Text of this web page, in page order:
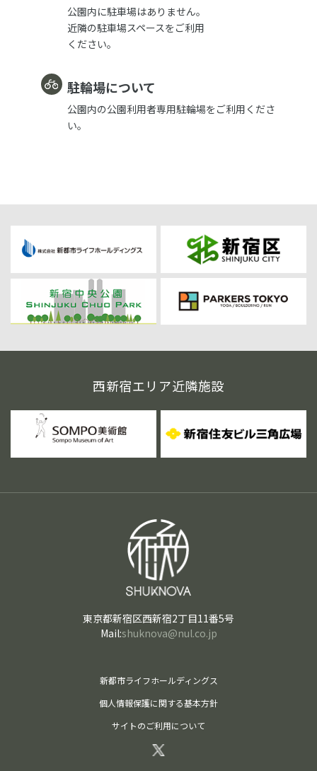
公園内に駐車場はありません。
近隣の駐車場スペースをご利用
ください。
駐輪場について
公園内の公園利用者専用駐輪場をご利用くださ
い。
西新宿エリア近隣施設
東京都新宿区西新宿2丁目11番5号
Mail:shuknova@nul.co.jp
新都市ライフホールディングス
個人情報保護に関する基本方針
サイトのご利用について